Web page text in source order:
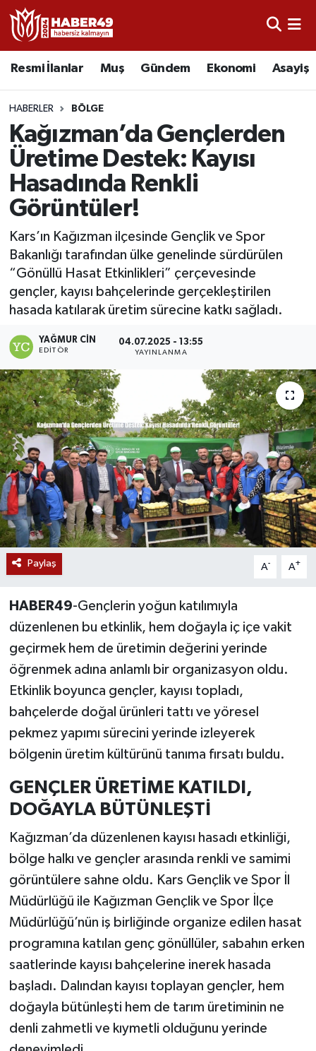
Resmi İlanlar Muş Gündem Ekonomi Asayiş
HABERLER BÖLGE
Kağızman’da Gençlerden
Üretime Destek: Kayısı
Hasadında Renkli
Görüntüler!
Kars’ın Kağızman ilçesinde Gençlik ve Spor
Bakanlığı tarafından ülke genelinde sürdürülen
“Gönüllü Hasat Etkinlikleri” çerçevesinde
gençler, kayısı bahçelerinde gerçekleştirilen
hasada katılarak üretim sürecine katkı sağladı.
YAĞMUR CIN
EDITÖR
04.07.2025 - 13:55
YAYINLANMA
Paylaş A- A+
HABER49-Gençlerin yoğun katılımıyla
düzenlenen bu etkinlik, hem doğayla iç içe vakit
geçirmek hem de üretimin değerini yerinde
öğrenmek adına anlamlı bir organizasyon oldu.
Etkinlik boyunca gençler, kayısı topladı,
bahçelerde doğal ürünleri tattı ve yöresel
pekmez yapımı sürecini yerinde izleyerek
bölgenin üretim kültürünü tanıma fırsatı buldu.
GENÇLER ÜRETİME KATILDI,
DOĞAYLA BÜTÜNLEŞTİ
Kağızman’da düzenlenen kayısı hasadı etkinliği,
bölge halkı ve gençler arasında renkli ve samimi
görüntülere sahne oldu. Kars Gençlik ve Spor İl
Müdürlüğü ile Kağızman Gençlik ve Spor İlçe
Müdürlüğü’nün iş birliğinde organize edilen hasat
programına katılan genç gönüllüler, sabahın erken
saatlerinde kayısı bahçelerine inerek hasada
başladı. Dalından kayısı toplayan gençler, hem
doğayla bütünleşti hem de tarım üretiminin ne
denli zahmetli ve kıymetli olduğunu yerinde
Resmi İlanlar
Asayiş
Bölge
Eğitim
Ekonomi
Sağlık
Gündem
Spor
Siyaset
Teknoloji
Kültür Sanat
Muş
Hasköy
Korkut
Bulanık
Varto
Uşak Nöbetçi Eczaneler
Uşak Hava Durumu
Uşak Namaz Vakitleri
Uşak Trafik Yoğunluk Haritası
TFF 2.Lig Kırmızı Grup Puan Durumu ve Fikstür
Tüm Manşetler
Son Dakika Haberleri
Haber Arşivi